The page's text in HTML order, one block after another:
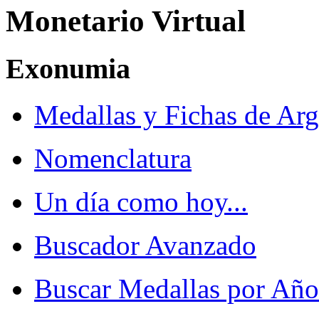
Monetario Virtual
Exonumia
Medallas y Fichas de
Nomenclatura
Un día como hoy...
Buscador Avanzado
Buscar Medallas por Año